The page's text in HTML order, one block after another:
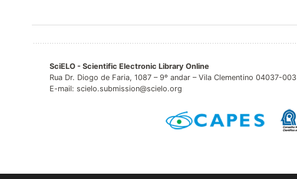
SciELO - Scientific Electronic Library Online
Rua Dr. Diogo de Faria, 1087 – 9º andar – Vila Clementino 04037-
E-mail: scielo.submission@scielo.org